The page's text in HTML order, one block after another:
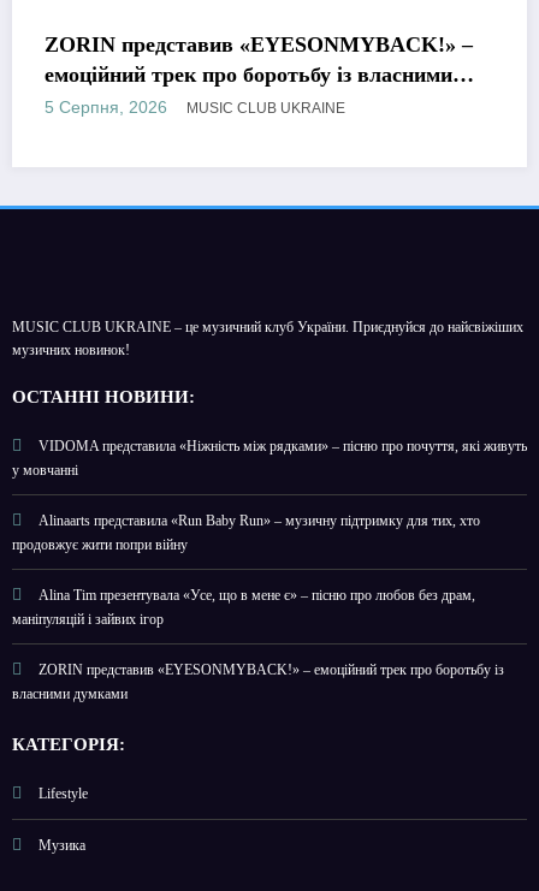
«EYESONMYBACK!» –
трек про боротьбу із власними
2026 MUSIC CLUB UKRAINE
Настя
«Чорне
MUSIC CLUB UKRAINE – це музичний клуб України. Приєднуйся до найсвіжіших
музичних новинок!
ОСТАННІ НОВИНИ:
VIDOMA представила «Ніжність між рядками» – пісню про почуття, які живуть
у мовчанні
Alinaarts представила «Run Baby Run» – музичну підтримку для тих, хто
продовжує жити попри війну
Alina Tim презентувала «Усе, що в мене є» – пісню про любов без драм,
маніпуляцій і зайвих ігор
ZORIN представив «EYESONMYBACK!» – емоційний трек про боротьбу із
власними думками
КАТЕГОРІЯ:
Lifestyle
Музика